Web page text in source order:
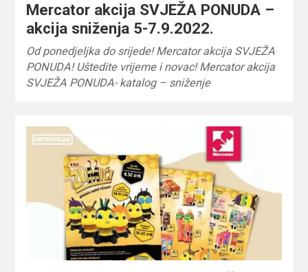
Mercator akcija SVJEŽA PONUDA –
akcija sniženja 5-7.9.2022.
Od ponedjeljka do srijede! Mercator akcija SVJEŽA
PONUDA! Uštedite vrijeme i novac! Mercator akcija
SVJEŽA PONUDA- katalog – sniženje